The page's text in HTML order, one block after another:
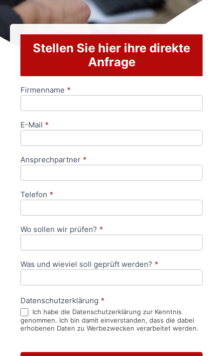
Stellen Sie hier ihre direkte
Anfrage
Anfrageformular
Firmenname *
E-Mail *
Ansprechpartner *
Telefon *
Wo sollen wir prüfen? *
Was und wieviel soll geprüft werden? *
Datenschutzerklärung *
Ich habe die Datenschutzerklärung zur Kenntnis
genommen. Ich bin damit einverstanden, dass die dabei
erhobenen Daten zu Werbezwecken verarbeitet werden.